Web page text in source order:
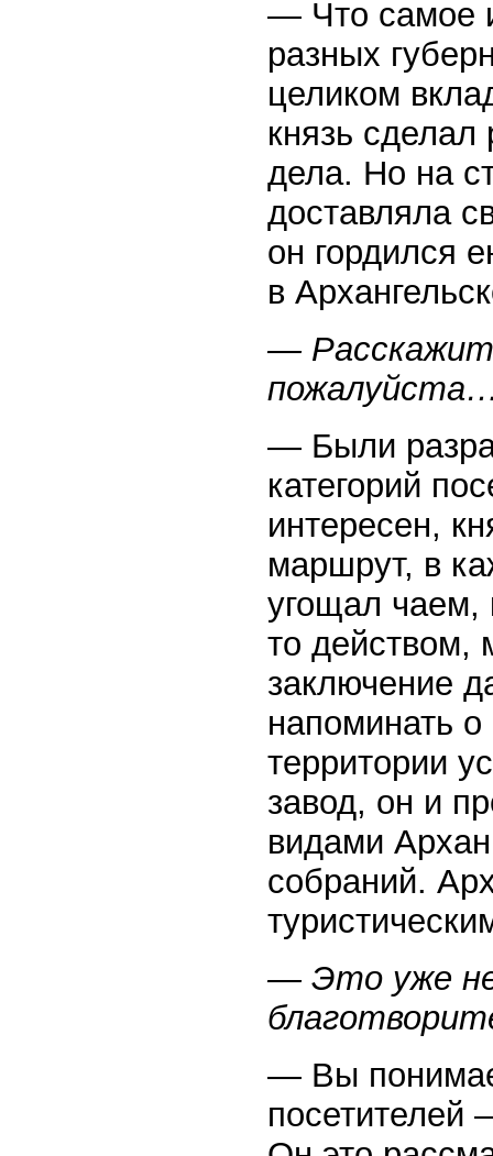
— Что самое
разных
целиком
князь сделал
дела. Но на
доставляла
он гордился
в
—
— Были
категорий
интересен,
маршрут, в
угощал чаем,
то действом,
заключение
напоминать
территории
завод, он и
видами
собраний.
— Это уже
— Вы
посетителей